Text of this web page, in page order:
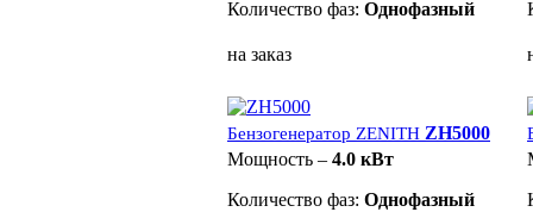
Количество фаз: Однофазный
на заказ
Бензогенератор ZENITH ZH5000
Мощность – 4.0 кВт
Количество фаз: Однофазный